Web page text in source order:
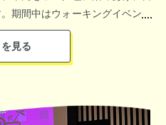
ムビューロー
浜松市のマスコットキャラクタ
期間中はウォーキングイベント
盛りだくさんで、お花見散策を
期間中、首都圏全域に向けてイ
スポットCMを集中的に放送し